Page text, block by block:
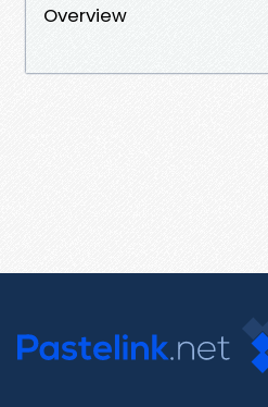
Overview